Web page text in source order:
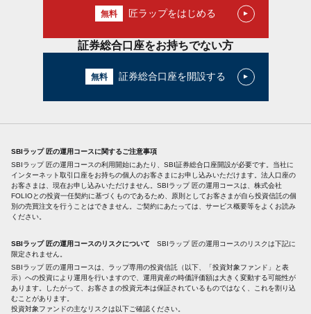
匠ラップをはじめる
証券総合口座をお持ちでない方
証券総合口座を開設する
SBIラップ 匠の運用コースに関するご注意事項
SBIラップ 匠の運用コースの利用開始にあたり、SBI証券総合口座開設が必要です。当社に
インターネット取引口座をお持ちの個人のお客さまにお申し込みいただけます。法人口座の
お客さまは、現在お申し込みいただけません。SBIラップ 匠の運用コースは、株式会社
FOLIOとの投資一任契約に基づくものであるため、原則としてお客さまが自ら投資信託の個
別の売買注文を行うことはできません。ご契約にあたっては、サービス概要等をよくお読み
ください。
SBIラップ 匠の運用コースのリスクについて
SBIラップ 匠の運用コースのリスクは下記に
限定されません。
SBIラップ 匠の運用コースは、ラップ専用の投資信託（以下、「投資対象ファンド」と表
示）への投資により運用を行いますので、運用資産の時価評価額は大きく変動する可能性が
あります。したがって、お客さまの投資元本は保証されているものではなく、これを割り込
むことがあります。
投資対象ファンドの主なリスクは以下ご確認ください。